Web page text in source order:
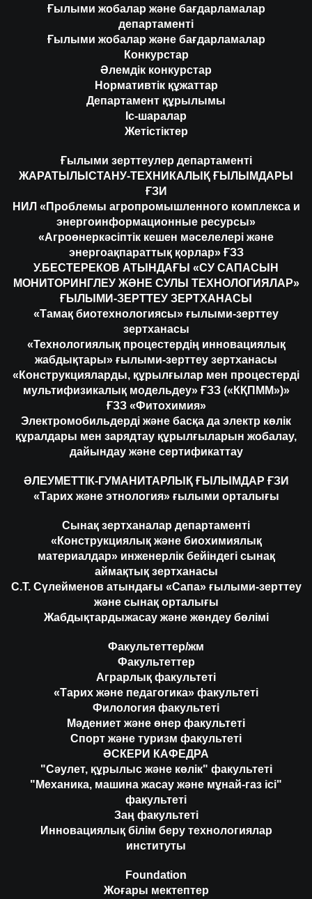
Ғылыми жобалар және бағдарламалар
департаменті
Ғылыми жобалар және бағдарламалар
Конкурстар
Әлемдік конкурстар
Нормативтік құжаттар
Департамент құрылымы
Іс-шаралар
Жетістіктер
Ғылыми зерттеулер департаменті
ЖАРАТЫЛЫСТАНУ-ТЕХНИКАЛЫҚ ҒЫЛЫМДАРЫ
ҒЗИ
НИЛ «Проблемы агропромышленного комплекса и
энергоинформационные ресурсы»
«Агроөнеркәсіптік кешен мәселелері және
энергоақпараттық қорлар» ҒЗЗ
У.БЕСТЕРЕКОВ АТЫНДАҒЫ «СУ САПАСЫН
МОНИТОРИНГЛЕУ ЖӘНЕ СУЛЫ ТЕХНОЛОГИЯЛАР»
ҒЫЛЫМИ-ЗЕРТТЕУ ЗЕРТХАНАСЫ
«Тамақ биотехнологиясы» ғылыми-зерттеу
зертханасы
«Технологиялық процестердің инновациялық
жабдықтары» ғылыми-зерттеу зертханасы
«Конструкцияларды, құрылғылар мен процестерді
мультифизикалық модельдеу» ҒЗЗ («КҚПММ»)»
ҒЗЗ «Фитохимия»
Электромобильдерді және басқа да электр көлік
құралдары мен зарядтау құрылғыларын жобалау,
дайындау және сертификаттау
ӘЛЕУМЕТТІК-ГУМАНИТАРЛЫҚ ҒЫЛЫМДАР ҒЗИ
«Тарих және этнология» ғылыми орталығы
Сынақ зертханалар департаменті
«Конструкциялық және биохимиялық
материалдар» инженерлік бейіндегі сынақ
аймақтық зертханасы
С.Т. Сүлейменов атындағы «Сапа» ғылыми-зерттеу
және сынақ орталығы
Жабдықтардыжасау және жөндеу бөлімі
Факультеттер/жм
Факультеттер
Аграрлық факультеті
«Тарих және педагогика» факультеті
Филология факультеті
Мәдениет және өнер факультеті
Спорт және туризм факультеті
ӘСКЕРИ КАФЕДРА
"Сәулет, құрылыс және көлік" факультеті
"Механика, машина жасау және мұнай-газ ісі"
факультеті
Заң факультеті
Инновациялық білім беру технологиялар
институты
Foundation
Жоғары мектептер